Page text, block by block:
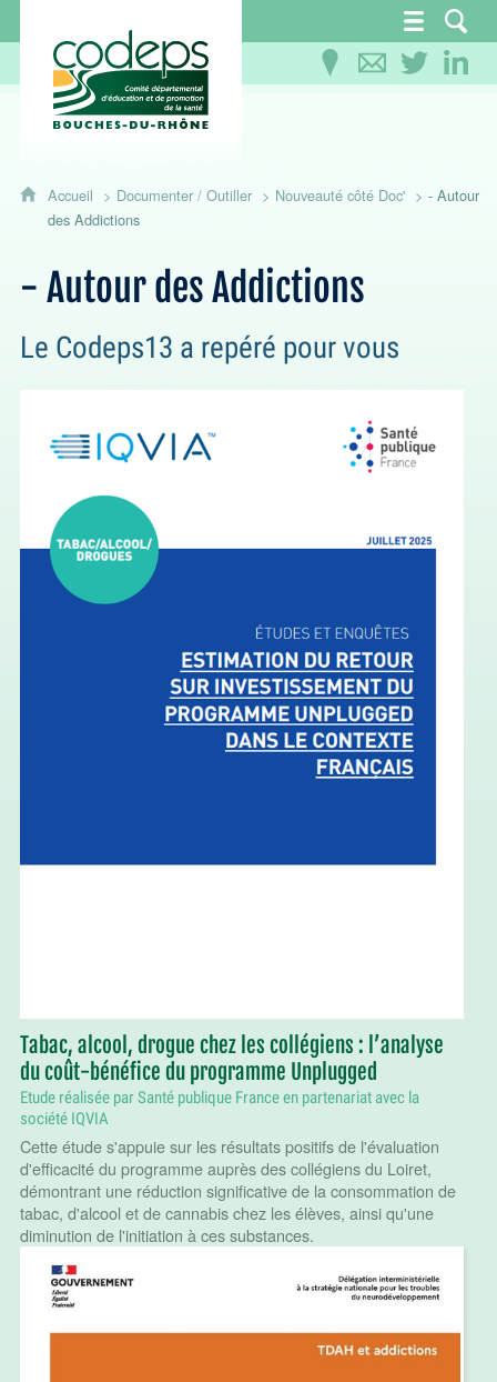
CoDEPS 13 - Comité départemental
Accueil Documenter / Outiller Nouveauté côté Doc'
- Autour
des Addictions
- Autour des Addictions
Le Codeps13 a repéré pour vous
Tabac, alcool, drogue chez les collégiens : l’analyse
du coût-bénéfice du programme Unplugged
Etude réalisée par Santé publique France en partenariat avec la
société IQVIA
Cette étude s'appuie sur les résultats positifs de l'évaluation
d'efficacité du programme auprès des collégiens du Loiret,
démontrant une réduction significative de la consommation de
tabac, d'alcool et de cannabis chez les élèves, ainsi qu'une
diminution de l'initiation à ces substances.